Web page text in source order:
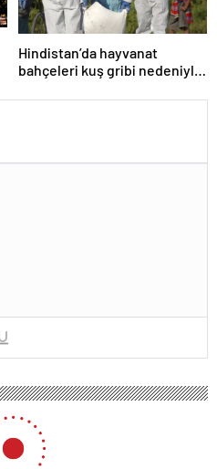
Hindistan’da hayvanat
bahçeleri kuş gribi nedeniyle